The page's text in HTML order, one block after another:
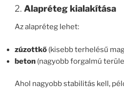
2. Alapréteg kialakítása
Az alapréteg lehet:
zúzottkő (kisebb terhelésű
beton (nagyobb forgalmú
Ahol nagyobb stabilitás kell,